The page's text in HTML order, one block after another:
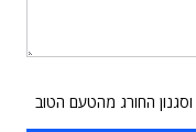
החורג מהטעם הטוב